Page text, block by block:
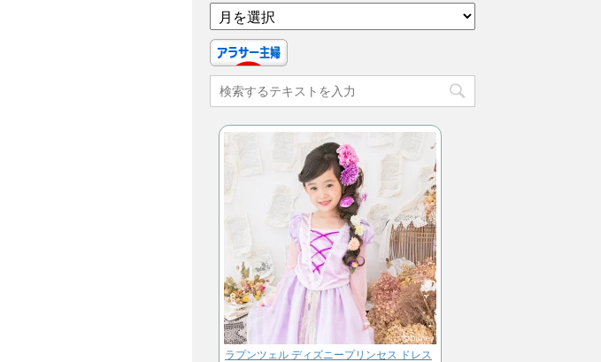
ア
ー
カ
イ
ブ
ラプンツェル ディズニープリンセス ドレス